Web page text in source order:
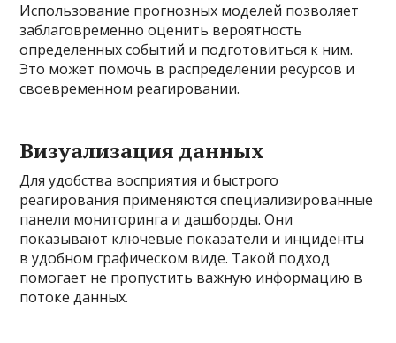
Использование прогнозных моделей позволяет
заблаговременно оценить вероятность
определенных событий и подготовиться к ним.
Это может помочь в распределении ресурсов и
своевременном реагировании.
Визуализация данных
Для удобства восприятия и быстрого
реагирования применяются специализированные
панели мониторинга и дашборды. Они
показывают ключевые показатели и инциденты
в удобном графическом виде. Такой подход
помогает не пропустить важную информацию в
потоке данных.